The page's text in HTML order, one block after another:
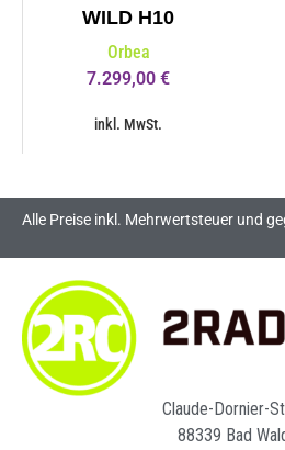
WILD H10
Orbea
7.299,00 €
inkl. MwSt.
Alle Preise inkl. Mehrwertsteuer und
Claude-Dornier-
88339 Bad